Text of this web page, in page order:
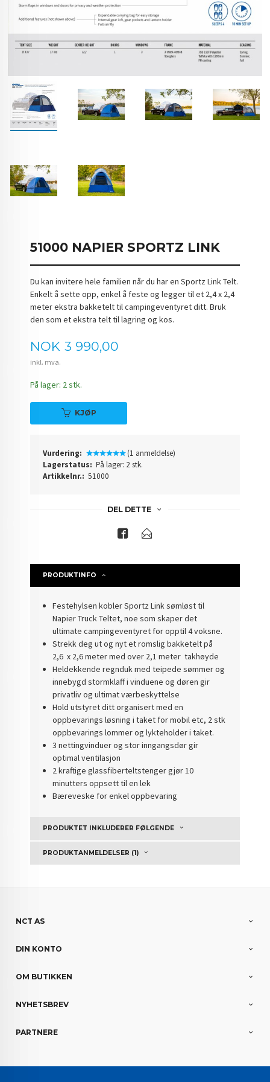
51000 NAPIER SPORTZ LINK
Du kan invitere hele familien når du har en Sportz Link Telt.
Enkelt å sette opp, enkel å feste og legger til et 2,4 x 2,4
meter ekstra bakketelt til campingeventyret ditt. Bruk
den som et ekstra telt til lagring og kos.
Pris
NOK 3 990,00
inkl. mva.
På lager: 2 stk.
KJØP
Vurdering:
(1 anmeldelse)
Lagerstatus: På lager: 2 stk.
Artikkelnr.: 51000
DEL DETTE
PRODUKTINFO
Festehylsen kobler Sportz Link sømløst til
Napier Truck Teltet, noe som skaper det
ultimate campingeventyret for opptil 4 voksne.
Strekk deg ut og nyt et romslig bakketelt på
2,6 x 2,6 meter med over 2,1 meter takhøyde
Heldekkende regnduk med teipede sømmer og
innebygd stormklaff i vinduene og døren gir
privatliv og ultimat værbeskyttelse
Hold utstyret ditt organisert med en
oppbevarings løsning i taket for mobil etc, 2 stk
oppbevarings lommer og lykteholder i taket.
3 nettingvinduer og stor inngangsdør gir
optimal ventilasjon
2 kraftige glassfiberteltstenger gjør 10
minutters oppsett til en lek
Bæreveske for enkel oppbevaring
PRODUKTET INKLUDERER FØLGENDE
PRODUKTANMELDELSER (1)
NCT AS
DIN KONTO
OM BUTIKKEN
NYHETSBREV
PARTNERE